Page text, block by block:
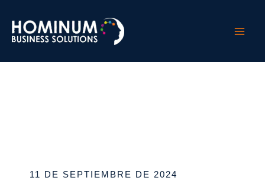
contenido
11 DE SEPTIEMBRE DE 2024